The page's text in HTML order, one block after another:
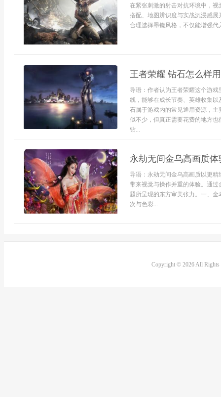
在紧张刺激的射击对抗环境中，
搭配、地图辨识度与实战沉浸感
合理选择墨镜风格，不仅能增强
王者荣耀 钻石怎么样
导语：作者认为王者荣耀这个游
线，能够在成长节奏、英雄收集
石属于游戏内的常见通用资源，
似不少，但真正需要花费的地方
钻...
永劫无间金乌高画质
导语：永劫无间金乌高画质以更
带来视觉与操作并重的体验。通
题所呈现的东方审美张力。一、
次与色彩...
Copyright © 2026 All